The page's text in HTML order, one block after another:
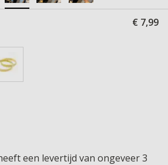
€ 7,99
een levertijd van ongeveer 3